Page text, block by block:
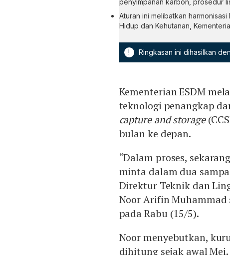
penyimpanan karbon, prosedur
Aturan ini melibatkan
Hidup dan Kehutanan,
! Ringkasan ini dihasilkan
Kementerian ESDM
teknologi penangkap
capture and storage
bulan ke depan.
“Dalam proses,
minta dalam dua
Direktur Teknik dan
Noor Arifin Muhammad
pada Rabu (15/5).
Noor menyebutkan,
dihitung sejak awal